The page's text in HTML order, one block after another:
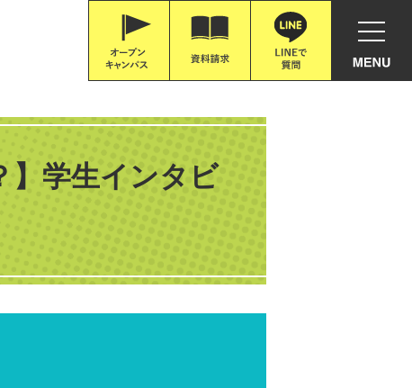
】学生インタビ